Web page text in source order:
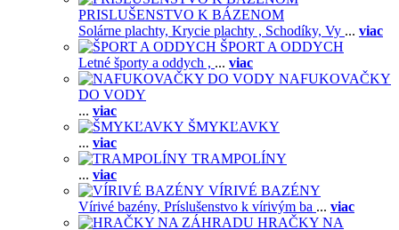
PRISLUŠENSTVO K BÁZENOM
Solárne plachty, Krycie plachty , Schodíky, Vy ... viac
ŠPORT A ODDYCH
Letné športy a oddych , ... viac
NAFUKOVAČKY
DO VODY
... viac
ŠMYKĽAVKY
... viac
TRAMPOLÍNY
... viac
VÍRIVÉ BAZÉNY
Vírivé bazény, Príslušenstvo k vírivým ba ... viac
HRAČKY NA